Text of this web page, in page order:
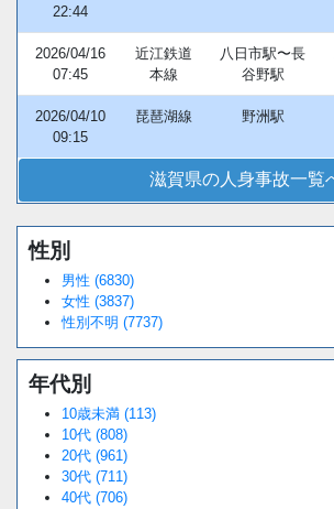
22:44
2026/04/16
07:45
近江鉄道
本線
八日市駅〜長
谷野駅
2026/04/10
09:15
琵琶湖線 野洲駅
滋賀県の人身事故一覧
性別
男性 (6830)
女性 (3837)
性別不明 (7737)
年代別
10歳未満 (113)
10代 (808)
20代 (961)
30代 (711)
40代 (706)